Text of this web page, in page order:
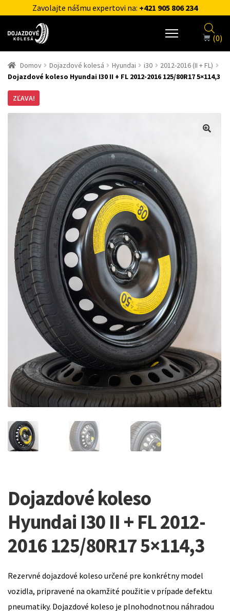
Zavolajte nášmu expertovi na: +421 905 806 234
(0)
Domov Dojazdové kolesá Hyundai i30
2012-2016 (II + FL)
Dojazdové koleso Hyundai I30 II + FL 2012-2016 125/80R17 5×114,3
ZĽAVA!
Dojazdové koleso
Hyundai I30 II + FL 2012-
2016 125/80R17 5×114,3
Rezervné dojazdové koleso určené pre konkrétny model
vozidla, pripravené na okamžité použitie v prípade defektu
pneumatiky. Dojazdové koleso je plnohodnotnou náhradou